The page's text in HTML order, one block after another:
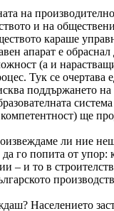
на
и на
караше
апарат е
(а и
Тук се
поддържането
ще
ли ние
го попита от
и то в
Населението